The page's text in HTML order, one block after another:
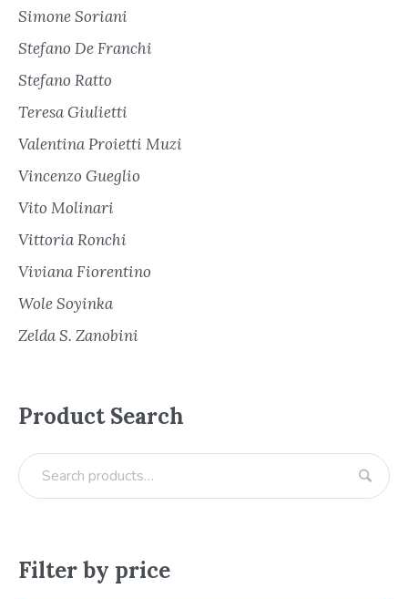
Simone Soriani
Stefano De Franchi
Stefano Ratto
Teresa Giulietti
Valentina Proietti Muzi
Vincenzo Gueglio
Vito Molinari
Vittoria Ronchi
Viviana Fiorentino
Wole Soyinka
Zelda S. Zanobini
Product Search
Filter by price